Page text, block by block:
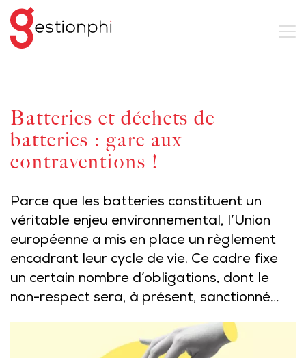
Batteries et déchets de
batteries : gare aux
contraventions !
Parce que les batteries constituent un
véritable enjeu environnemental, l’Union
européenne a mis en place un règlement
encadrant leur cycle de vie. Ce cadre fixe
un certain nombre d’obligations, dont le
non-respect sera, à présent, sanctionné…